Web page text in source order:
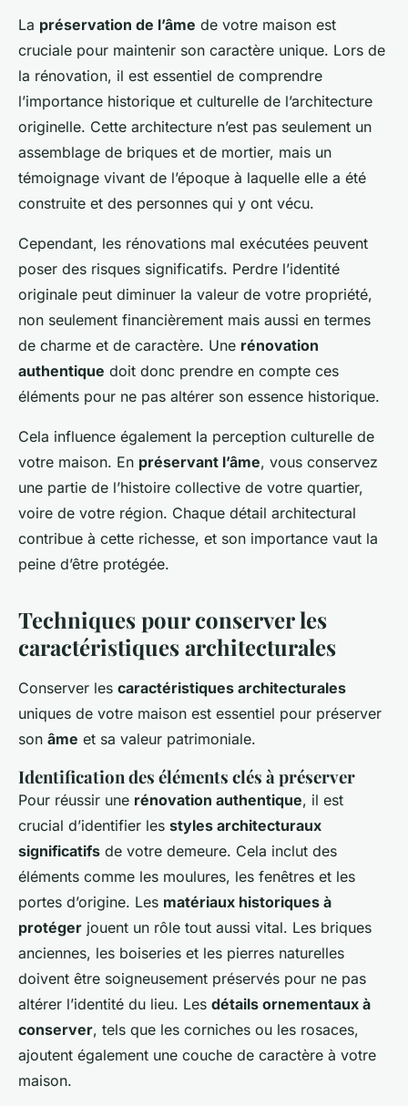
La préservation de l’âme de votre maison est
cruciale pour maintenir son caractère unique. Lors de
la rénovation, il est essentiel de comprendre
l’importance historique et culturelle de l’architecture
originelle. Cette architecture n’est pas seulement un
assemblage de briques et de mortier, mais un
témoignage vivant de l’époque à laquelle elle a été
construite et des personnes qui y ont vécu.
Cependant, les rénovations mal exécutées peuvent
poser des risques significatifs. Perdre l’identité
originale peut diminuer la valeur de votre propriété,
non seulement financièrement mais aussi en termes
de charme et de caractère. Une rénovation
authentique doit donc prendre en compte ces
éléments pour ne pas altérer son essence historique.
Cela influence également la perception culturelle de
votre maison. En préservant l’âme, vous conservez
une partie de l’histoire collective de votre quartier,
voire de votre région. Chaque détail architectural
contribue à cette richesse, et son importance vaut la
peine d’être protégée.
Techniques pour conserver les
caractéristiques architecturales
Conserver les caractéristiques architecturales
uniques de votre maison est essentiel pour préserver
son âme et sa valeur patrimoniale.
Identification des éléments clés à préserver
Pour réussir une rénovation authentique, il est
crucial d’identifier les styles architecturaux
significatifs de votre demeure. Cela inclut des
éléments comme les moulures, les fenêtres et les
portes d’origine. Les matériaux historiques à
protéger jouent un rôle tout aussi vital. Les briques
anciennes, les boiseries et les pierres naturelles
doivent être soigneusement préservés pour ne pas
altérer l’identité du lieu. Les détails ornementaux à
conserver, tels que les corniches ou les rosaces,
ajoutent également une couche de caractère à votre
maison.